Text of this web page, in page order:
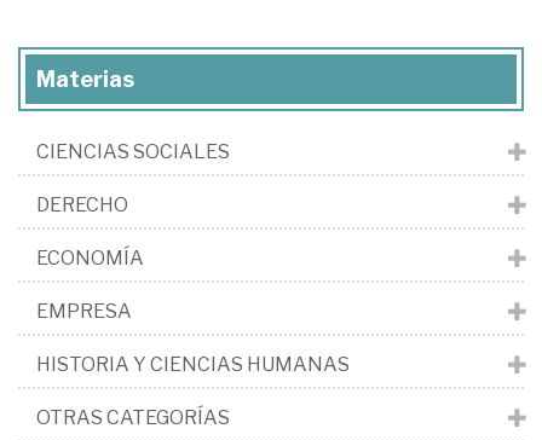
Materias
CIENCIAS SOCIALES
DERECHO
ECONOMÍA
EMPRESA
HISTORIA Y CIENCIAS HUMANAS
OTRAS CATEGORÍAS